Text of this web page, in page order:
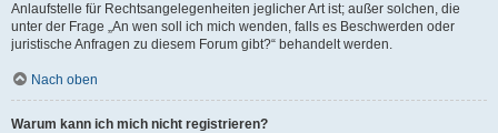
Anlaufstelle für Rechtsangelegenheiten jeglicher Art ist; außer solchen, die
unter der Frage „An wen soll ich mich wenden, falls es Beschwerden oder
juristische Anfragen zu diesem Forum gibt?“ behandelt werden.
Nach oben
Warum kann ich mich nicht registrieren?